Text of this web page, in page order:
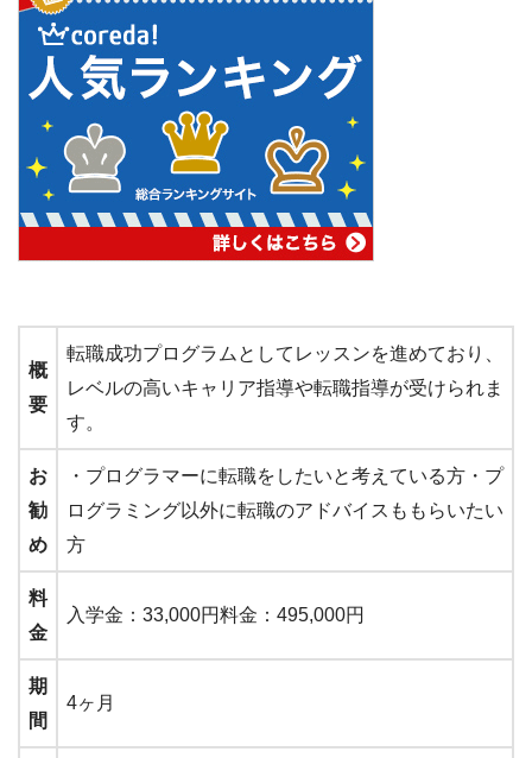
概
要
転職成功プログラムとしてレッスンを進めており、
レベルの高いキャリア指導や転職指導が受けられま
す。
お
勧
め
・プログラマーに転職をしたいと考えている方・プ
ログラミング以外に転職のアドバイスももらいたい
方
料
金
入学金：33,000円料金：495,000円
期
間
4ヶ月